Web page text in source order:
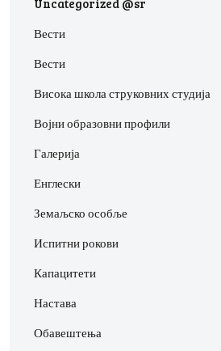
Вести
Вести
Висока школа струковних студија
Војни образовни профили
Галерија
Енглески
Земаљско особље
Испитни рокови
Капацитети
Настава
Обавештења